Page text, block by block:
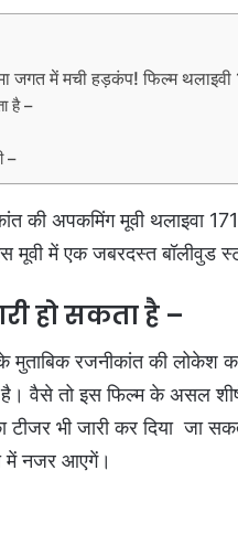
में मची हड़कंप! फिल्म थलाइवी
है –
–
की अपकमिंग मूवी थलाइवा
में एक जबरदस्त बॉलीवुड
हो सकता है –
रजनीकांत की लोकेश
है। वैसे तो इस फिल्म के असल
भी जारी कर दिया जा
में नजर आएगें।